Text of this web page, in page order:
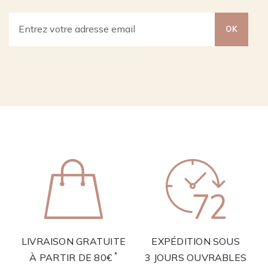
OK
LIVRAISON GRATUITE
À PARTIR DE 80€*
EXPÉDITION SOUS
3 JOURS OUVRABLES